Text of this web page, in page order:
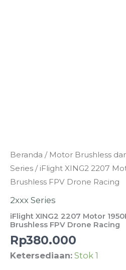
Beranda / Motor Brushless
Series / iFlight XING2 2207
Brushless FPV Drone Racing
2xxx Series
iFlight XING2 2207 Motor
Brushless FPV Drone Racing
Rp380.000
Ketersediaan: Stok 1
Kuantitas
iFlight
XING2
1950KV
RAINBOW
Brushless